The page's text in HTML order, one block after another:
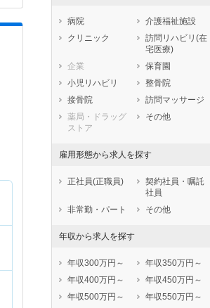
石川県
福井県
岐阜県
静岡県
愛知県
三重県
大阪府
兵庫県
奈良県
鳥取県
島根県
広島県
山口県
徳島県
香川県
愛媛県
熊本県
大分県
病院
介護福祉施設
クリニック
訪問リハビリ(在
宅医療)
企業
保育園
小児リハビリ
整骨院
接骨院
訪問マッサージ
薬局・ドラッグ
ストア
その他
雇用形態から求人を探す
正社員(正職員)
契約社員・嘱託
社員
非常勤・パート
その他
年収から求人を探す
年収300万円～
年収350万円～
年収400万円～
年収450万円～
年収500万円～
年収550万円～